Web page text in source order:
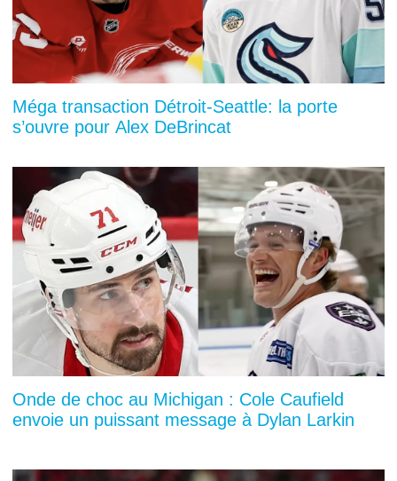
Méga transaction Détroit-Seattle: la porte
s’ouvre pour Alex DeBrincat
Onde de choc au Michigan : Cole Caufield
envoie un puissant message à Dylan Larkin